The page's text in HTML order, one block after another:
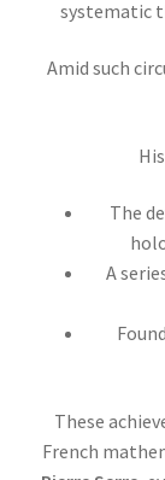
【宇宙の無
【マクス
systematic
Amid such
The
A
These
French